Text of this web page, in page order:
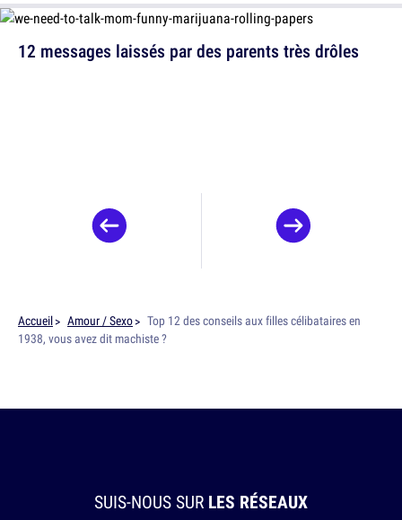
12 messages laissés par des parents très drôles
Accueil Amour / Sexo
Top 12 des conseils aux filles célibataires en
1938, vous avez dit machiste ?
SUIS-NOUS SUR LES RÉSEAUX